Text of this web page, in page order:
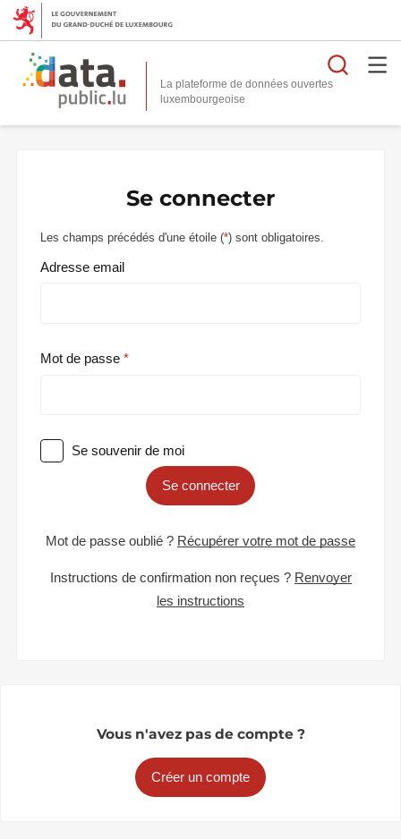
La plateforme de données ouvertes
Se connecter
Les champs précédés d'une étoile (*) sont obligatoires.
Adresse email
Mot de passe
Se souvenir de moi
Se connecter
Mot de passe oublié ? Récupérer votre mot de passe
Instructions de confirmation non reçues ? Renvoyer
les instructions
Vous n'avez pas de compte ?
Créer un compte